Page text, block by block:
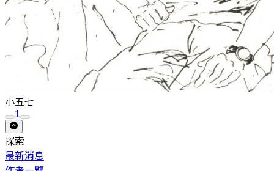
小五七
1
探索
最新消息